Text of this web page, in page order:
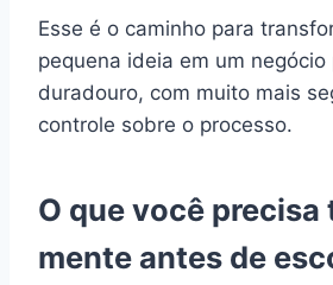
Esse é o caminho para
pequena ideia em um negócio
duradouro, com muito mais
controle sobre o processo.
O que você precisa
mente antes de